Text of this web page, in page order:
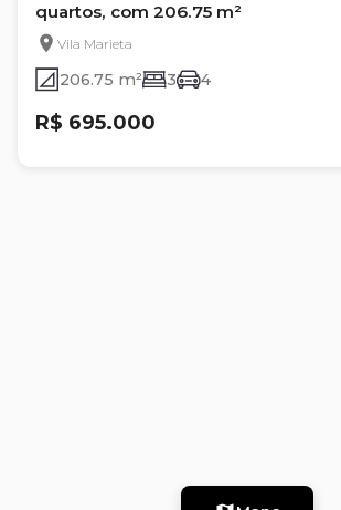
quartos, com 206.75 m²
Vila Marieta
206.75 m² 3 4
R$ 695.000